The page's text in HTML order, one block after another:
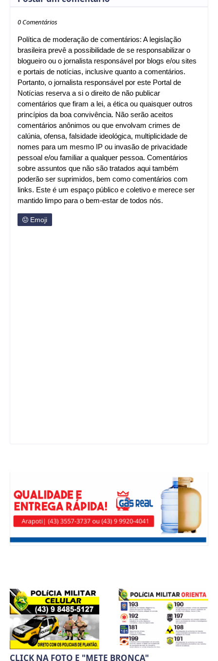
0 Comentários
Política de moderação de comentários: A legislação
brasileira prevê a possibilidade de se responsabilizar o
blogueiro ou o jornalista responsável por blogs e/ou sites
e portais de notícias, inclusive quanto a comentários.
Portanto, o jornalista responsável por este Portal de
Notícias reserva a si o direito de não publicar
comentários que firam a lei, a ética ou quaisquer outros
princípios da boa convivência. Não serão aceitos
comentários anônimos ou que envolvam crimes de
calúnia, ofensa, falsidade ideológica, multiplicidade de
nomes para um mesmo IP ou invasão de privacidade
pessoal e/ou familiar a qualquer pessoa. Comentários
sobre assuntos que não são tratados aqui também
poderão ser suprimidos, bem como comentários com
links. Este é um espaço público e coletivo e merece ser
mantido limpo para o bem-estar de todos nós.
Emoji
CLICK NA FOTO E "METE BRONCA"